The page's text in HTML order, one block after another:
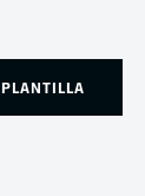
PLANTILLA